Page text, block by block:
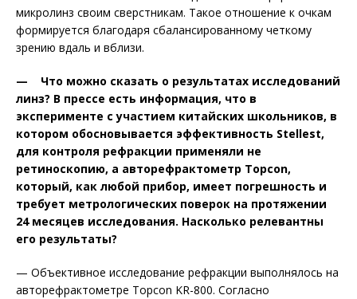
микролинз своим сверстникам. Такое отношение к очкам
формируется благодаря сбалансированному четкому
зрению вдаль и вблизи.
— Что можно сказать о результатах исследований
линз? В прессе есть информация, что в
эксперименте с участием китайских школьников, в
котором обосновывается эффективность Stellest,
для контроля рефракции применяли не
ретиноскопию, а авторефрактометр Topcon,
который, как любой прибор, имеет погрешность и
требует метрологических поверок на протяжении
24 месяцев исследования. Насколько релевантны
его результаты?
— Объективное исследование рефракции выполнялось на
авторефрактометре Topcon KR-800. Согласно